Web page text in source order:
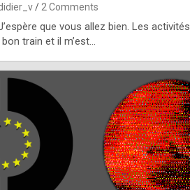
2 Comments
que vous allez bien. Les activités
train et il m’est…